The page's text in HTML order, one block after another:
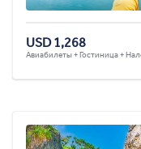
USD 1,268
Авиабилеты + Гостиница +